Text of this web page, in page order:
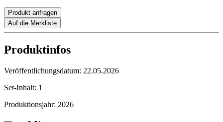
Produkt anfragen
Auf die Merkliste
Produktinfos
Veröffentlichungsdatum: 22.05.2026
Set-Inhalt: 1
Produktionsjahr: 2026